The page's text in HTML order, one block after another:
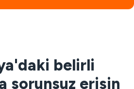
belirli
sorunsuz erişin